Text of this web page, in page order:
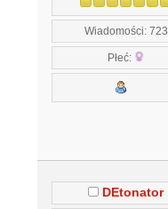
Wiadomości: 723
Płeć:
DEtonator